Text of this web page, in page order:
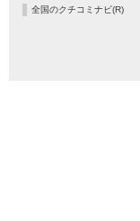
全国のクチコミナビ(R)